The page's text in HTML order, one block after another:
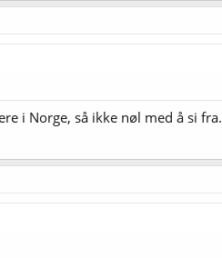
i Norge, så ikke nøl med å si fra.